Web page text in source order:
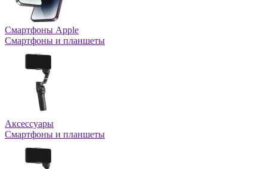
Смартфоны Apple
Смартфоны и планшеты
Аксессуары
Смартфоны и планшеты